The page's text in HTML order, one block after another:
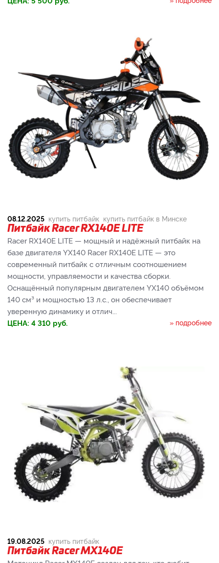
08.12.2025 купить питбайк купить питбайк в Минске
Питбайк Racer RX140E LITE
Racer RX140E LITE — мощный и надёжный питбайк на
базе двигателя YX140 Racer RX140E LITE — это
современный питбайк с отличным соотношением
мощности, управляемости и качества сборки.
Оснащённый популярным двигателем YX140 объёмом
140 см³ и мощностью 13 л.с., он обеспечивает
уверенную динамику и отлич...
ЦЕНА: 4 310 руб. » подробнее
19.08.2025 купить питбайк
Питбайк Racer MX140E